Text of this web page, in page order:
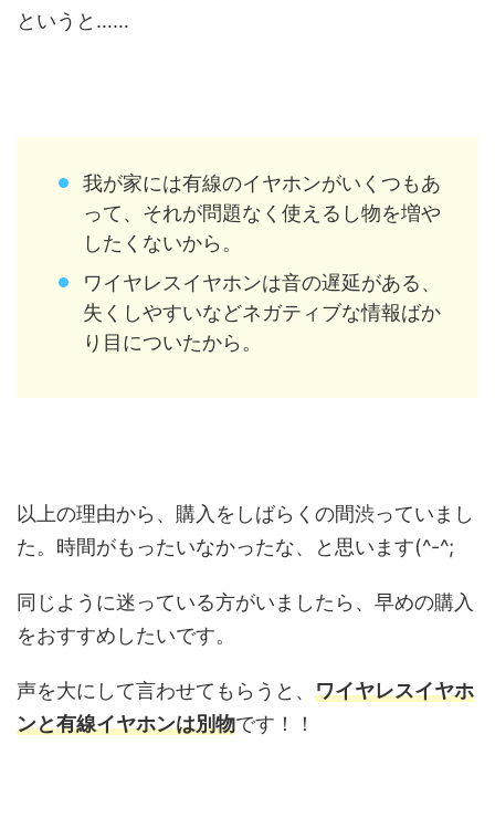
というと……
我が家には有線のイヤホンがいくつもあ
って、それが問題なく使えるし物を増や
したくないから。
ワイヤレスイヤホンは音の遅延がある、
失くしやすいなどネガティブな情報ばか
り目についたから。
以上の理由から、購入をしばらくの間渋っていまし
た。時間がもったいなかったな、と思います(^-^;
同じように迷っている方がいましたら、早めの購入
をおすすめしたいです。
声を大にして言わせてもらうと、 ワイヤレスイヤホ
ンと有線イヤホンは別物です！！